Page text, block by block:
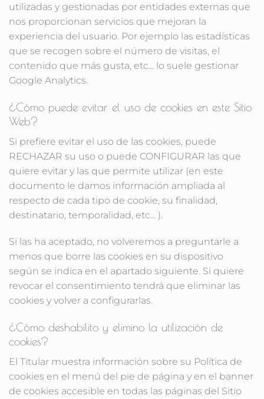
utilizadas y gestionadas por entidades externas que
nos proporcionan servicios que mejoran la
experiencia del usuario. Por ejemplo las estadísticas
que se recogen sobre el número de visitas, el
contenido que más gusta, etc... lo suele gestionar
Google Analytics.
¿Cómo puede evitar el uso de cookies en este Sitio
Web?
Si prefiere evitar el uso de las cookies, puede
RECHAZAR su uso o puede CONFIGURAR las que
quiere evitar y las que permite utilizar (en este
documento le damos información ampliada al
respecto de cada tipo de cookie, su finalidad,
destinatario, temporalidad, etc... ).
Si las ha aceptado, no volveremos a preguntarle a
menos que borre las cookies en su dispositivo
según se indica en el apartado siguiente. Si quiere
revocar el consentimiento tendrá que eliminar las
cookies y volver a configurarlas.
¿Cómo deshabilito y elimino la utilización de
cookies?
El Titular muestra información sobre su Política de
cookies en el menú del pie de página y en el banner
de cookies accesible en todas las páginas del Sitio